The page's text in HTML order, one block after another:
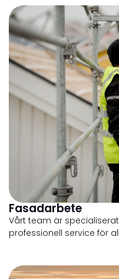
Fasadarbete
Vårt team är
professionell service för